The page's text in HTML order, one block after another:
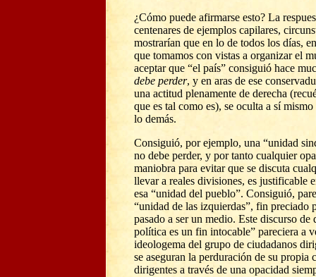
¿Cómo puede afirmarse esto? La
centenares de ejemplos capilares,
mostrarían que en lo de todos los días,
que tomamos con vistas a organizar el
aceptar que “el país” consiguió hace
debe perder, y en aras de ese
una actitud plenamente de derecha
que es tal como es), se oculta a sí
lo demás.
Consiguió, por ejemplo, una “unidad
no debe perder, y por tanto cualquier
maniobra para evitar que se discuta
llevar a reales divisiones, es justificable
esa “unidad del pueblo”. Consiguió,
“unidad de las izquierdas”, fin preciado
pasado a ser un medio. Este discurso de
política es un fin intocable” pareciera a
ideologema del grupo de ciudadanos
se aseguran la perduración de su propia
dirigentes a través de una opacidad